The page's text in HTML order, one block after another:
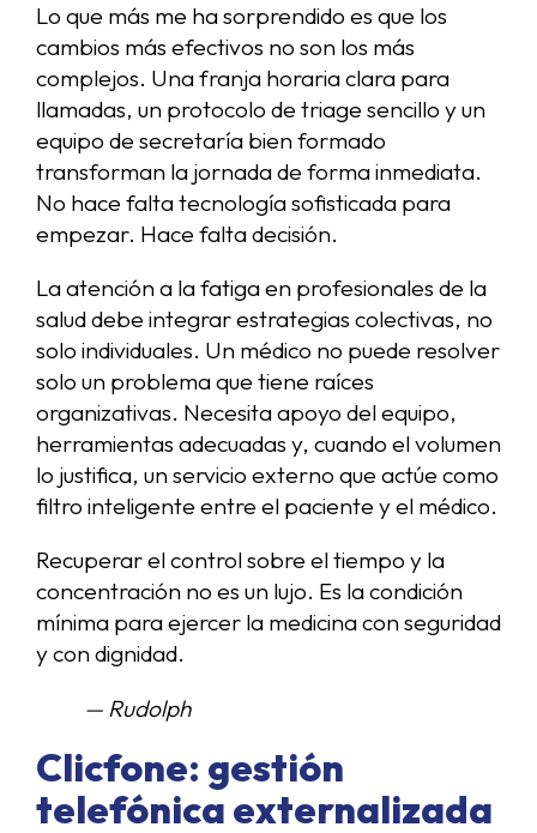
Lo que más me ha sorprendido es que los
cambios más efectivos no son los más
complejos. Una franja horaria clara para
llamadas, un protocolo de triage sencillo y un
equipo de secretaría bien formado
transforman la jornada de forma inmediata.
No hace falta tecnología sofisticada para
empezar. Hace falta decisión.
La atención a la fatiga en profesionales de la
salud debe integrar estrategias colectivas, no
solo individuales. Un médico no puede resolver
solo un problema que tiene raíces
organizativas. Necesita apoyo del equipo,
herramientas adecuadas y, cuando el volumen
lo justifica, un servicio externo que actúe como
filtro inteligente entre el paciente y el médico.
Recuperar el control sobre el tiempo y la
concentración no es un lujo. Es la condición
mínima para ejercer la medicina con seguridad
y con dignidad.
— Rudolph
Clicfone: gestión
telefónica externalizada